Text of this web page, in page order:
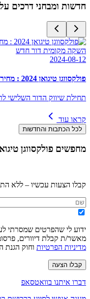
חדשות ומבחני דרכים על
השקה מקומית דור חדש
2024-08-12
פולקסווגן טיגואן 2024 : מחיר החל מ-217,900 ש"ח
תחילת שיווק הדור השלישי
קראו עוד
לכל הכתבות והחדשות
מחפשים פולקסווגן
קבלו הצעות עכשיו – ללא
ידוע לי שהפרטים שמסרתי
מאשר/ת קבלת דיוורים,
מדיניות הפרטיות וחוק הגנת
קבלו הצעה
דברו איתנו בוואטסאפ